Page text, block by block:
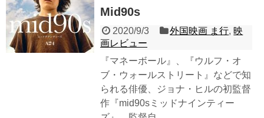
Mid90s
2020/9/3 外国映画 ま行, 映
画レビュー
『マネーボール』、『ウルフ・オ
ブ・ウォールストリート』などで知
られる俳優、ジョナ・ヒルの初監督
作『mid90sミッドナインティー